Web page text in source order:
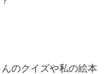
のクイズや私の絵本